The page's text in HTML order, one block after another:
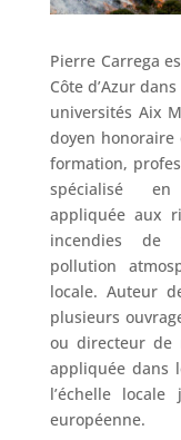
Pierre Carrega
Côte d’Azur
universités Aix
doyen honoraire
formation,
spécialisé en
appliquée aux
incendies de
pollution
locale. Auteur
plusieurs
ou directeur de
appliquée dans
l’échelle locale
européenne.